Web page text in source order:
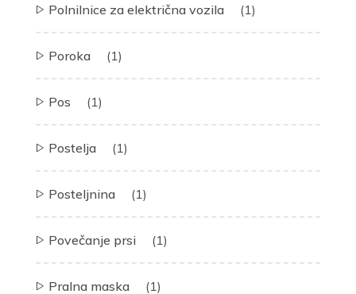
Polnilnice za električna vozila (1)
Poroka (1)
Pos (1)
Postelja (1)
Posteljnina (1)
Povečanje prsi (1)
Pralna maska (1)